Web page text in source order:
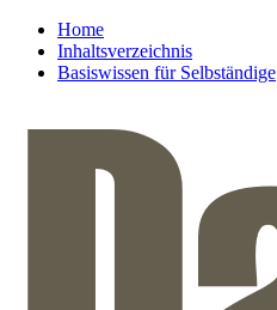
Home
Inhaltsverzeichnis
Basiswissen für Selbständige